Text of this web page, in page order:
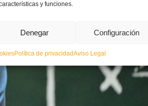
y funciones.
Denegar Configuración
Política de privacidadAviso Legal